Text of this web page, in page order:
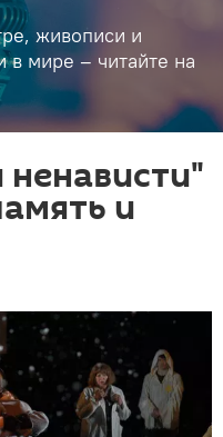
живописи и
мире – читайте на
и